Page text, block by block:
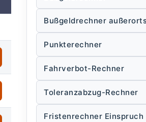
Bußgeldrechner
Punkterechner
Fahrverbot-Rechner
Toleranzabzug-Rechner
Fristenrechner Einspruch